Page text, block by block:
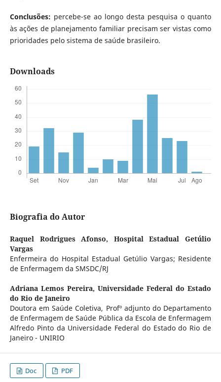
Conclusões: percebe-se ao longo desta pesquisa o quanto
às ações de planejamento familiar precisam ser vistas como
prioridades pelo sistema de saúde brasileiro.
Downloads
Biografia do Autor
Raquel Rodrigues Afonso, Hospital Estadual Getúlio
Vargas
Enfermeira do Hospital Estadual Getúlio Vargas; Residente
de Enfermagem da SMSDC/RJ
Adriana Lemos Pereira, Universidade Federal do Estado
do Rio de Janeiro
Doutora em Saúde Coletiva, Profº adjunto do Departamento
de Enfermagem de Saúde Pública da Escola de Enfermagem
Alfredo Pinto da Universidade Federal do Estado do Rio de
Janeiro - UNIRIO
Doc PDF